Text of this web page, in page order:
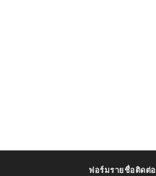
ฟอร์มรายชื่อติดต่อ